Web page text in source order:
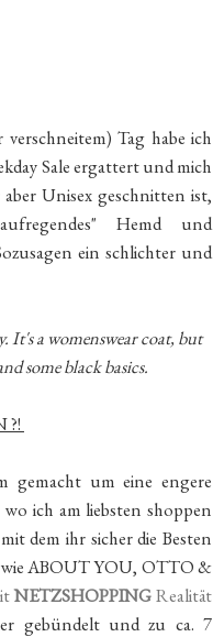
Tag habe ich
Sale ergattert und mich
Unisex geschnitten ist,
Hemd und
ein schlichter und
It's a womenswear coat, but
some black basics.
?!
gemacht um eine engere
ich am liebsten shoppen
dem ihr sicher die Besten
wie ABOUT YOU, OTTO &
NETZSHOPPINGRealität
gebündelt und zu ca. 7